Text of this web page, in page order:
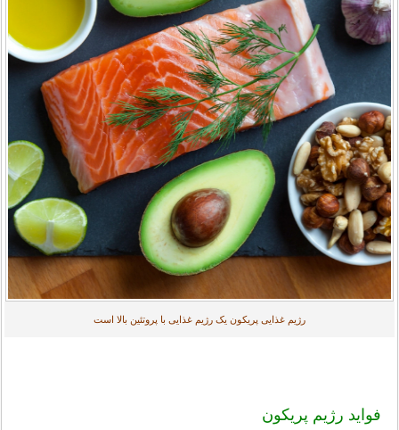
رژیم غذایی پریکون یک رژیم غذایی با پروتئین بالا است
فواید رژیم پریکون